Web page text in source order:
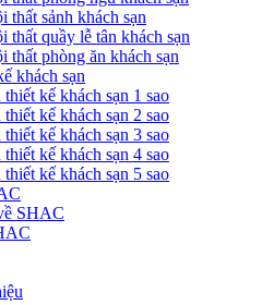
thất sảnh khách sạn
thất quầy lễ tân khách sạn
thất phòng ăn khách sạn
khách sạn
kế khách sạn 1 sao
kế khách sạn 2 sao
kế khách sạn 3 sao
kế khách sạn 4 sao
kế khách sạn 5 sao
SHAC